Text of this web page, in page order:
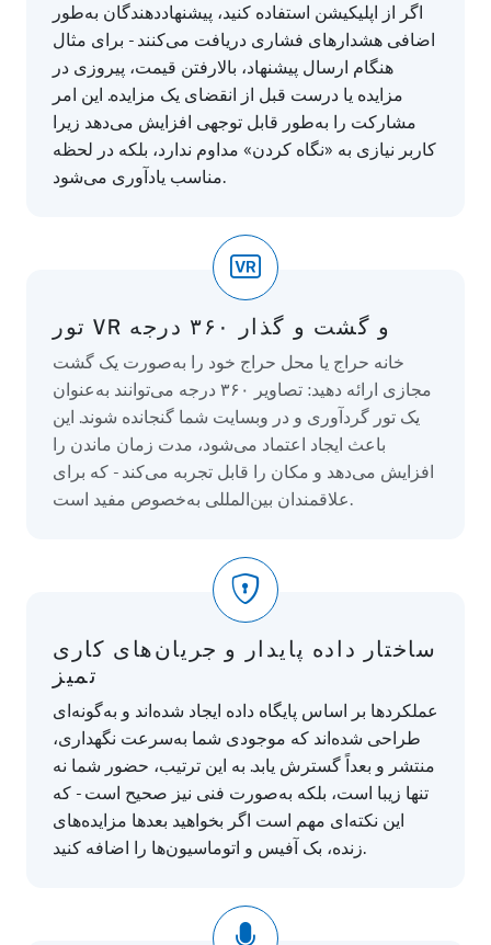
اگر از اپلیکیشن استفاده کنید، پیشنهاددهندگان به‌طور
اضافی هشدارهای فشاری دریافت می‌کنند - برای مثال
هنگام ارسال پیشنهاد، بالارفتن قیمت، پیروزی در
مزایده یا درست قبل از انقضای یک مزایده. این امر
مشارکت را به‌طور قابل توجهی افزایش می‌دهد زیرا
کاربر نیازی به «نگاه کردن» مداوم ندارد، بلکه در لحظه
مناسب یادآوری می‌شود.
تور VR و گشت و گذار ۳۶۰ درجه
خانه حراج یا محل حراج خود را به‌صورت یک گشت
مجازی ارائه دهید: تصاویر ۳۶۰ درجه می‌توانند به‌عنوان
یک تور گردآوری و در وبسایت شما گنجانده شوند. این
باعث ایجاد اعتماد می‌شود، مدت زمان ماندن را
افزایش می‌دهد و مکان را قابل تجربه می‌کند - که برای
علاقمندان بین‌المللی به‌خصوص مفید است.
ساختار داده پایدار و جریان‌های کاری
تمیز
عملکردها بر اساس پایگاه داده ایجاد شده‌اند و به‌گونه‌ای
طراحی شده‌اند که موجودی شما به‌سرعت نگهداری،
منتشر و بعداً گسترش یابد. به این ترتیب، حضور شما نه
تنها زیبا است، بلکه به‌صورت فنی نیز صحیح است - که
این نکته‌ای مهم است اگر بخواهید بعدها مزایده‌های
زنده، بک آفیس و اتوماسیون‌ها را اضافه کنید.